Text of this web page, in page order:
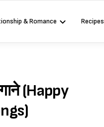
& Romance Recipes
(Happy